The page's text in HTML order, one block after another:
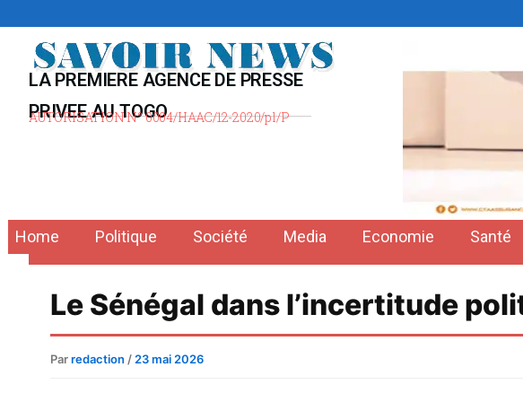
contenu
LA PREMIERE AGENCE DE PRESSE
PRIVEE AU TOGO
AUTORISATION N° 0004/HAAC/12-2020/pl/P
Home Politique Société Media Economie Santé
Le Sénégal dans l’incertitude
Parredaction / 23 mai 2026